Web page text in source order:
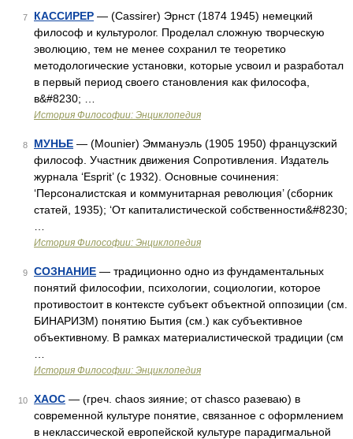
7 КАССИРЕР — (Cassirer) Эрнст (1874 1945) немецкий
философ и культуролог. Проделал сложную творческую
эволюцию, тем не менее сохранил те теоретико
методологические установки, которые усвоил и разработал
в первый период своего становления как философа,
в&#8230; …
История Философии: Энциклопедия
8 МУНЬЕ — (Mounier) Эммануэль (1905 1950) французский
философ. Участник движения Сопротивления. Издатель
журнала ‘Esprit’ (с 1932). Основные сочинения:
‘Персоналистская и коммунитарная революция’ (сборник
статей, 1935); ‘От капиталистической собственности&#8230;
История Философии: Энциклопедия
9 СОЗНАНИЕ — традиционно одно из фундаментальных
понятий философии, психологии, социологии, которое
противостоит в контексте субъект объектной оппозиции (см.
БИНАРИЗМ) понятию Бытия (см.) как субъективное
объективному. В рамках материалистической традиции (см
История Философии: Энциклопедия
10 ХАОС — (греч. chaos зияние; от chasco разеваю) в
современной культуре понятие, связанное с оформлением
в неклассической европейской культуре парадигмальной